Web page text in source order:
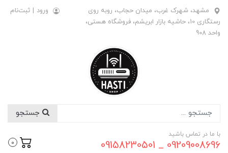
مشهد، شهرک غرب، میدان حجاب، روبه روی
رستگاری 10، حاشیه بازار ابریشم، فروشگاه هستی،
واحد 908
ورود | ثبت‌نام
با ما در تماس باشید
09209008696 _ 09158230501
0